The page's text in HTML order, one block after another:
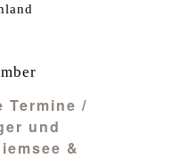
Termine /
und
&